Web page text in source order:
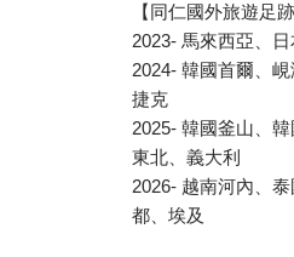
【同仁國外旅遊足跡
2023- 馬來西亞、
2024- 韓國首爾、
捷克
2025- 韓國釜山、
東北、義大利
2026- 越南河內、
都、埃及